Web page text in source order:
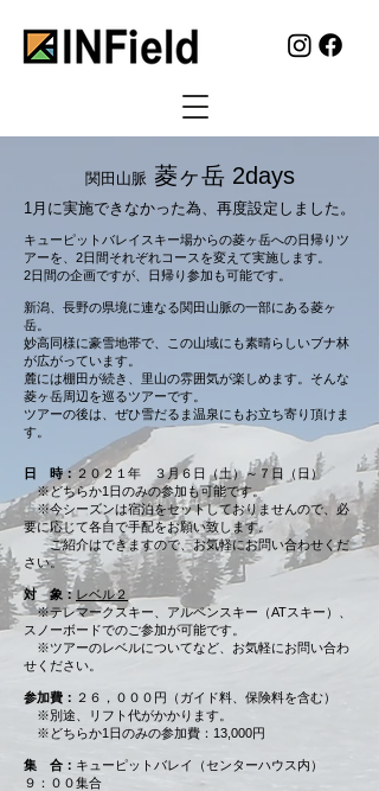
関田山脈 菱ヶ岳 2days
1月に実施できなかった為、再度設定しました。
​キューピットバレイスキー場からの菱ヶ岳への日帰りツ
アーを、2日間それぞれコースを変えて実施します。
2日間の企画ですが、日帰り参加も可能です。
新潟、長野の県境に連なる関田山脈の一部にある菱ヶ
岳。
妙高同様に豪雪地帯で、この山域にも素晴らしいブナ林
が広がっています。
麓には棚田が続き、里山の雰囲気が楽しめます。そんな
菱ヶ岳周辺を巡るツアーです。
ツアーの後は、ぜひ雪だるま温泉にもお立ち寄り頂けま
す。
日 時： ２０２１年 ３月６日（土）～７日（日）
※どちらか1日のみの参加も可能です。
※今シーズンは宿泊をセットしておりませんので、必
要に応じて各自で手配をお願い致します。
ご紹介はできますので、お気軽にお問い合わせくだ
さい。
対 象： レベル２
※テレマークスキー、アルペンスキー（ATスキー）、
スノーボードでのご参加が可能です。
※ツアーのレベルについてなど、お気軽にお問い合わ
せください。
参加費： ２６，０００円（ガイド料、保険料を含む）
※別途、リフト代がかかります。
※どちらか1日のみの参加費：13,000円​
集 合： キューピットバレイ（センターハウス内）
９：００集合